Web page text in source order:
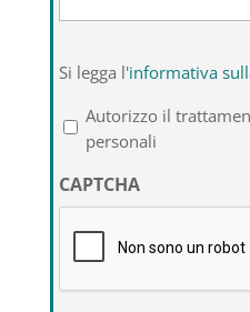
legga
l'informativa
sulla
privacy
*
Si legga l'informativa
Autorizzo il
personali
CAPTCHA